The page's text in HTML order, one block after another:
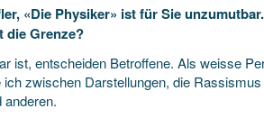
«Die Physiker» ist für Sie
die Grenze?
ist, entscheiden Betroffene. Als weisse
ich zwischen Darstellungen, die
anderen.